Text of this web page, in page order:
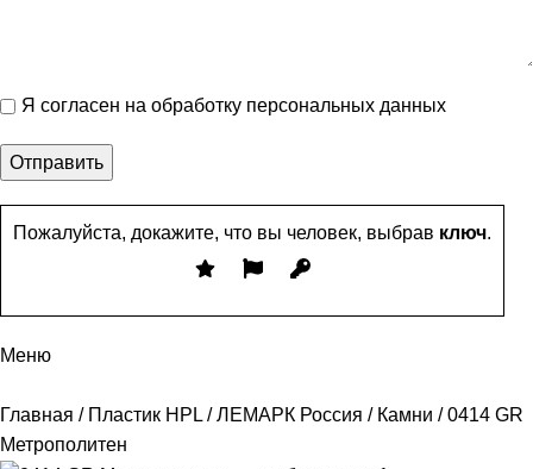
Я согласен на обработку персональных данных
Пожалуйста, докажите, что вы человек, выбрав ключ.
Меню
Главная Пластик HPL ЛЕМАРК Россия Камни
0414 GR
Метрополитен